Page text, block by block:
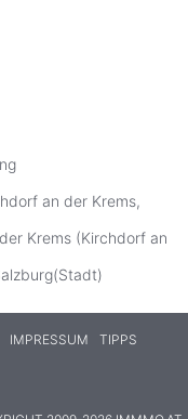
an der Krems,
Krems (Kirchdorf an
IMPRESSUM
TIPPS